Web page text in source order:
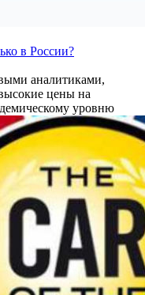
в России?
аналитиками,
цены на
уровню